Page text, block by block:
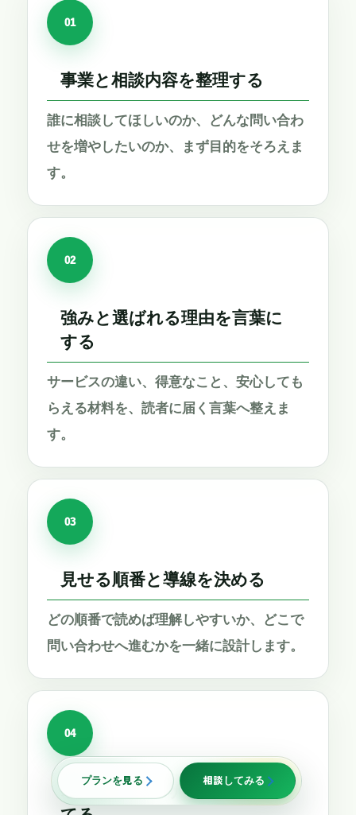
01
事業と相談内容を整理する
誰に相談してほしいのか、どんな問い合わ
せを増やしたいのか、まず目的をそろえま
す。
02
強みと選ばれる理由を言葉に
する
サービスの違い、得意なこと、安心しても
らえる材料を、読者に届く言葉へ整えま
す。
03
見せる順番と導線を決める
どの順番で読めば理解しやすいか、どこで
問い合わせへ進むかを一緒に設計します。
04
オリジナルデザインで組み立
プランを見る 相談してみる